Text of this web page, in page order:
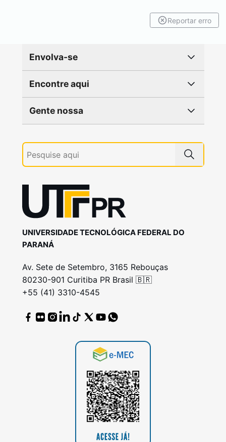
Reportar erro
Envolva-se
Encontre aqui
Gente nossa
UNIVERSIDADE TECNOLÓGICA FEDERAL DO
PARANÁ
Av. Sete de Setembro, 3165 Rebouças
80230-901 Curitiba PR Brasil 🇧🇷
+55 (41) 3310-4545